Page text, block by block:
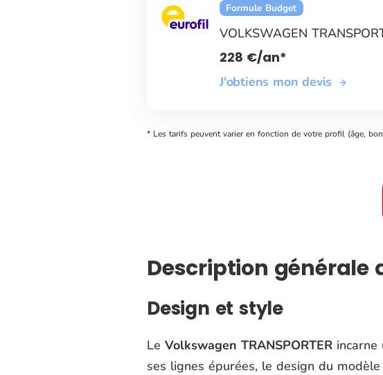
Formule Budget
VOLKSWAGEN
228 €/an*
J'obtiens mon devis
* Les tarifs peuvent varier en fonction de votre profil (âge,
Description générale
Design et style
Le Volkswagen TRANSPORTER
ses lignes épurées, le design du